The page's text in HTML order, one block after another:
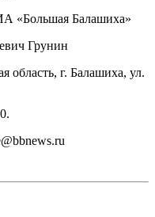
«Большая Балашиха»
Грунин
область, г. Балашиха, ул.